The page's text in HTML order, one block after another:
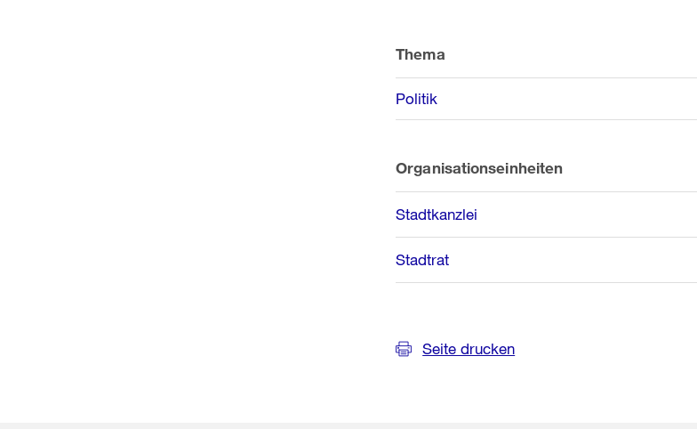
Informationen
Thema
Politik
Organisationseinheiten
Stadtkanzlei
Stadtrat
Seite drucken